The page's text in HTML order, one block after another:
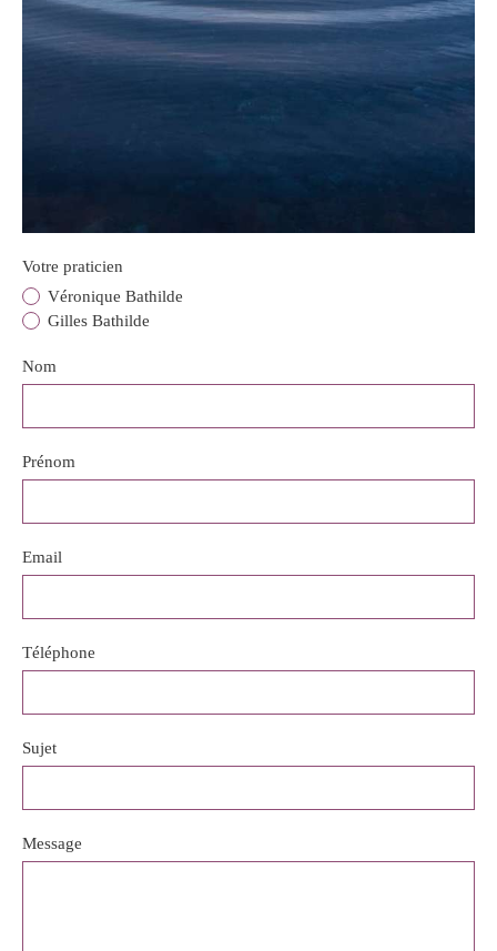
Votre praticien
Véronique Bathilde
Gilles Bathilde
Nom
Prénom
Email
Téléphone
Sujet
Message